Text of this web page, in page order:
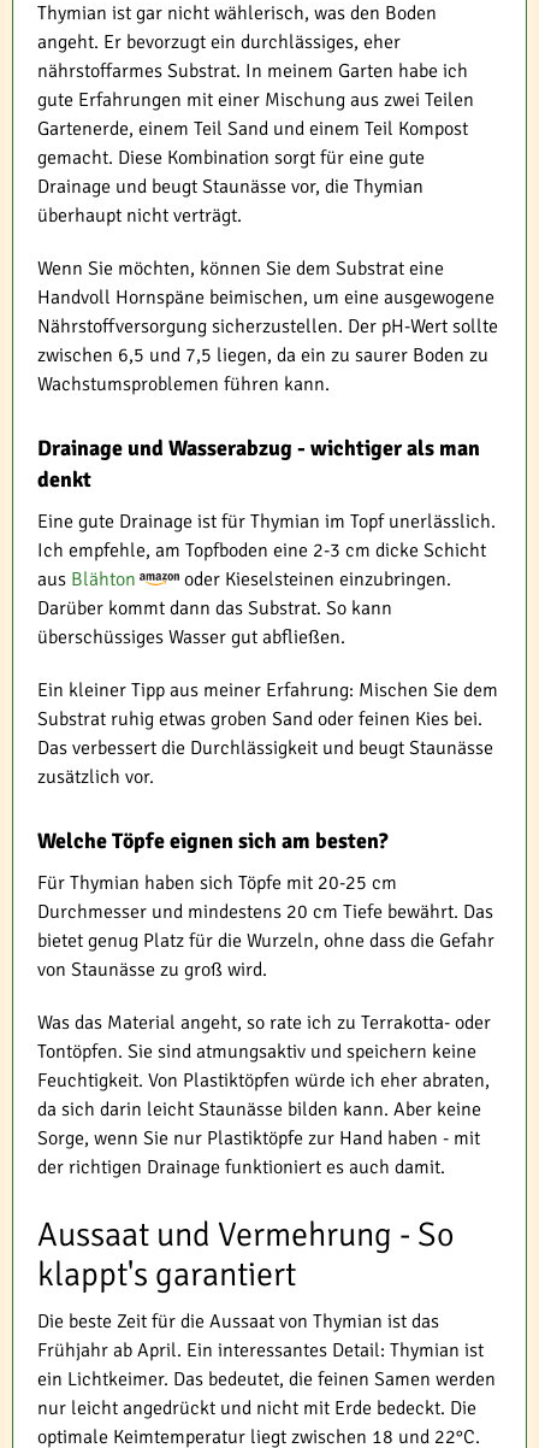
Thymian ist gar nicht wählerisch, was den Boden
angeht. Er bevorzugt ein durchlässiges, eher
nährstoffarmes Substrat. In meinem Garten habe ich
gute Erfahrungen mit einer Mischung aus zwei Teilen
Gartenerde, einem Teil Sand und einem Teil Kompost
gemacht. Diese Kombination sorgt für eine gute
Drainage und beugt Staunässe vor, die Thymian
überhaupt nicht verträgt.
Wenn Sie möchten, können Sie dem Substrat eine
Handvoll Hornspäne beimischen, um eine ausgewogene
Nährstoffversorgung sicherzustellen. Der pH-Wert sollte
zwischen 6,5 und 7,5 liegen, da ein zu saurer Boden zu
Wachstumsproblemen führen kann.
Drainage und Wasserabzug - wichtiger als man
denkt
Eine gute Drainage ist für Thymian im Topf unerlässlich.
Ich empfehle, am Topfboden eine 2-3 cm dicke Schicht
aus Blähton
oder Kieselsteinen einzubringen.
Darüber kommt dann das Substrat. So kann
überschüssiges Wasser gut abfließen.
Ein kleiner Tipp aus meiner Erfahrung: Mischen Sie dem
Substrat ruhig etwas groben Sand oder feinen Kies bei.
Das verbessert die Durchlässigkeit und beugt Staunässe
zusätzlich vor.
Welche Töpfe eignen sich am besten?
Für Thymian haben sich Töpfe mit 20-25 cm
Durchmesser und mindestens 20 cm Tiefe bewährt. Das
bietet genug Platz für die Wurzeln, ohne dass die Gefahr
von Staunässe zu groß wird.
Was das Material angeht, so rate ich zu Terrakotta- oder
Tontöpfen. Sie sind atmungsaktiv und speichern keine
Feuchtigkeit. Von Plastiktöpfen würde ich eher abraten,
da sich darin leicht Staunässe bilden kann. Aber keine
Sorge, wenn Sie nur Plastiktöpfe zur Hand haben - mit
der richtigen Drainage funktioniert es auch damit.
Aussaat und Vermehrung - So
klappt's garantiert
Die beste Zeit für die Aussaat von Thymian ist das
Frühjahr ab April. Ein interessantes Detail: Thymian ist
ein Lichtkeimer. Das bedeutet, die feinen Samen werden
nur leicht angedrückt und nicht mit Erde bedeckt. Die
optimale Keimtemperatur liegt zwischen 18 und 22°C.